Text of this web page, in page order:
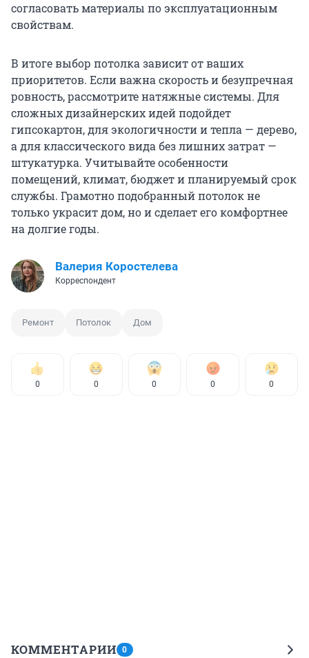
согласовать материалы по эксплуатационным
свойствам.
В итоге выбор потолка зависит от ваших
приоритетов. Если важна скорость и безупречная
ровность, рассмотрите натяжные системы. Для
сложных дизайнерских идей подойдет
гипсокартон, для экологичности и тепла — дерево,
а для классического вида без лишних затрат —
штукатурка. Учитывайте особенности
помещений, климат, бюджет и планируемый срок
службы. Грамотно подобранный потолок не
только украсит дом, но и сделает его комфортнее
на долгие годы.
Валерия Коростелева
Корреспондент
Ремонт Потолок Дом
0 0 0 0 0
КОММЕНТАРИИ 0